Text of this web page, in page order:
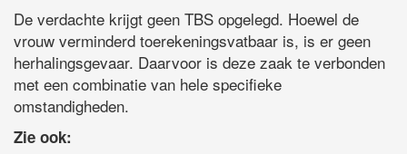
De verdachte krijgt geen TBS opgelegd. Hoewel de
vrouw verminderd toerekeningsvatbaar is, is er geen
herhalingsgevaar. Daarvoor is deze zaak te verbonden
met een combinatie van hele specifieke
omstandigheden.
Zie ook: